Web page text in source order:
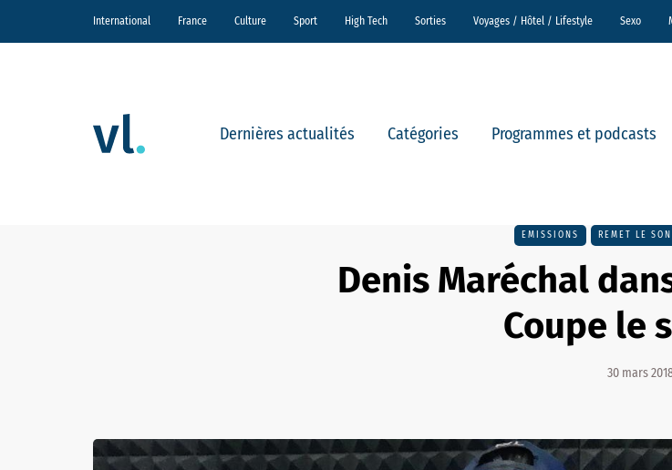
International France Culture Sport High Tech Sorties Voyages / Hôtel / Lifestyle Sexo
Dernières actualités Catégories Programmes et podcasts
EMISSIONS REMET LE
Denis Maréchal
Coupe le
30 mars